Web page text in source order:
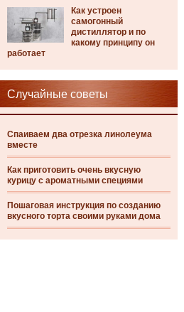
Как устроен
самогонный
дистиллятор и по
какому принципу он
работает
Случайные советы
Спаиваем два отрезка линолеума
вместе
Как приготовить очень вкусную
курицу с ароматными специями
Пошаговая инструкция по созданию
вкусного торта своими руками дома